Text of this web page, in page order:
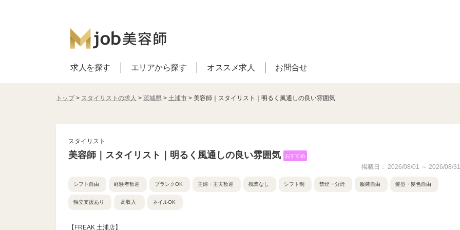
求人を探す エリアから探す オススメ求人 お問合せ
トップ> スタイリストの求人 > 茨城県> 土浦市> 美容師｜スタイリスト｜明るく風通しの良い雰囲気
スタイリスト
美容師｜スタイリスト｜明るく風通しの良い雰囲気 おすすめ
掲載日： 2026/08/01 ～ 2026/08/31
シフト自由 経験者歓迎 ブランクOK 主婦・主夫歓迎 残業なし シフト制 禁煙・分煙 服装自由 髪型・髪色自由
独立支援あり 高収入 ネイルOK
【FREAK 土浦店】